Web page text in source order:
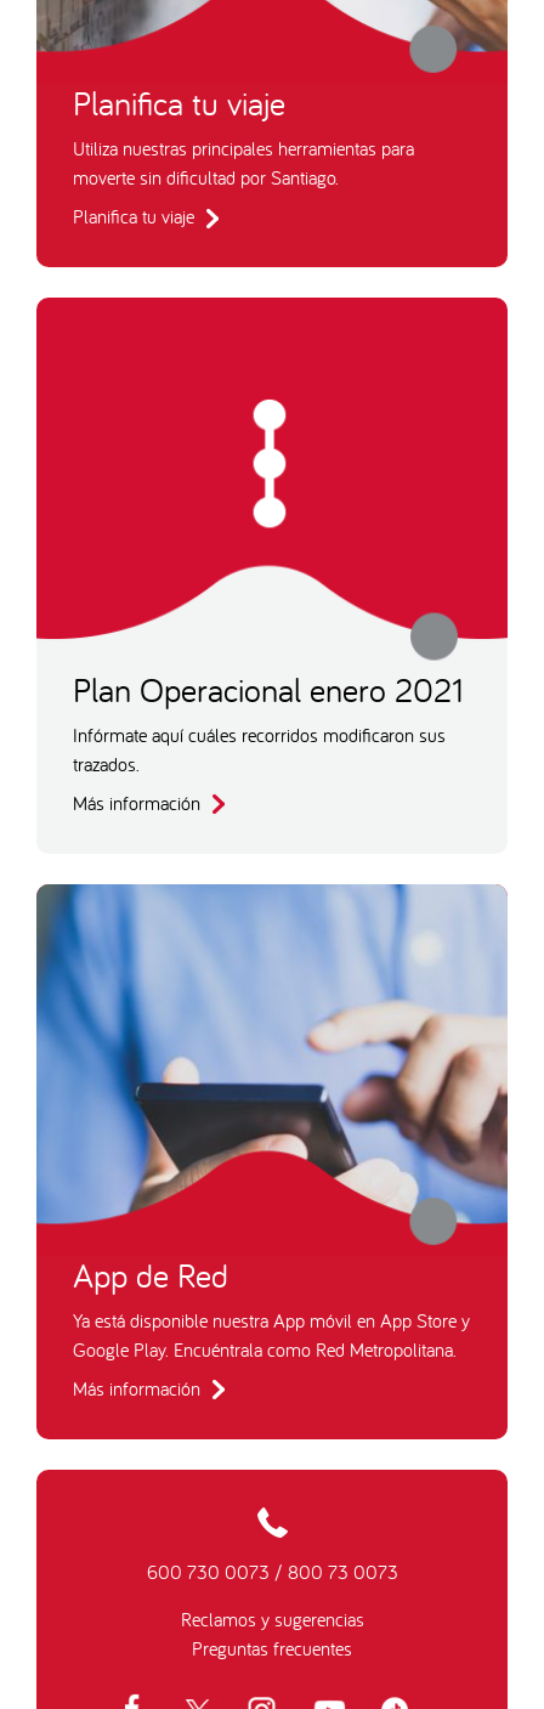
Planifica tu viaje
Utiliza nuestras principales herramientas para
moverte sin dificultad por Santiago.
Planifica tu viaje
Plan Operacional enero 2021
Infórmate aquí cuáles recorridos modificaron sus
trazados.
Más información
App de Red
Ya está disponible nuestra App móvil en App Store y
Google Play. Encuéntrala como Red Metropolitana.
Más información
600 730 0073 / 800 73 0073
Reclamos y sugerencias
Preguntas frecuentes